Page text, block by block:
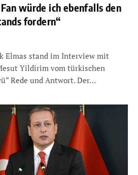
würde ich ebenfalls den
fordern“
Elmas stand im Interview mit
Yildirim vom türkischen
Rede und Antwort. Der…